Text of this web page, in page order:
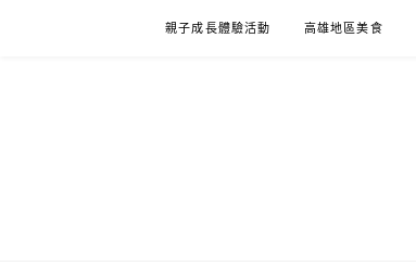
親子成長體驗活動 高雄地區美食